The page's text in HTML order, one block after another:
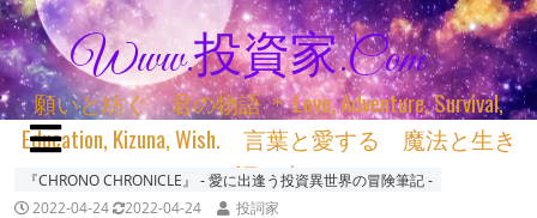
Www.投資家.com
願いと紡ぐ 君の物語 ＊ Love, Adventure, Survival,
Education, Kizuna, Wish. 言葉と愛する 魔法と生き
る 詞と生きる
『CHRONO CHRONICLE』 ‐ 愛に出逢う投資異世界の冒険筆記 ‐
2022-04-24
2022-04-24 投詞家